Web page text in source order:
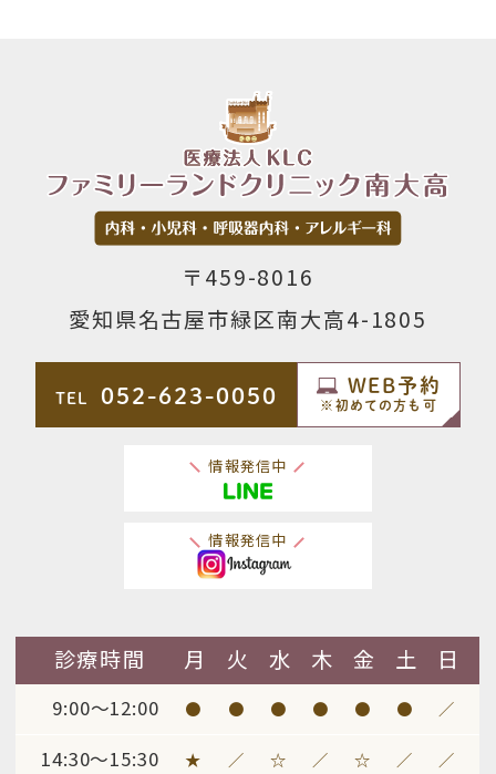
〒459-8016
愛知県名古屋市緑区南大高4-1805
TEL 052-623-0050 WEB予約
※ 初めての方も可
情報発信中
情報発信中
診療時間 月 火 水 木 金 土 日
9:00～12:00 ● ● ● ● ● ● ／
14:30～15:30 ★ ／ ☆ ／ ☆ ／ ／